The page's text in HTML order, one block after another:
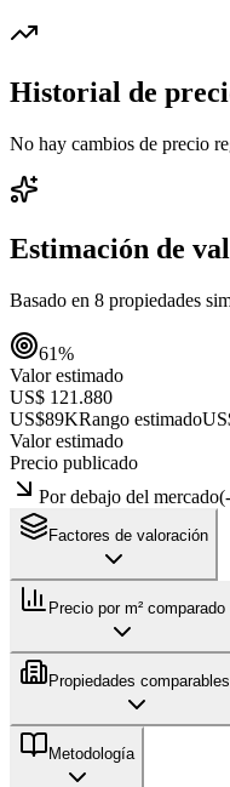
Historial de
No hay cambios de precio
Estimación de
Basado en 8 propiedades
61%
Valor estimado
US$ 121.880
US$89KRango estimado
Valor estimado
Precio publicado
Por debajo del mercado(
Factores de valoración
Precio por m² comparado
Propiedades
Metodología